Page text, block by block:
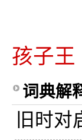
孩子王
词典解
旧时对